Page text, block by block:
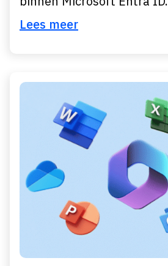
Lees meer